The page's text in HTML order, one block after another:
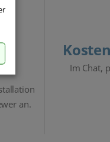
an.
Im Chat,